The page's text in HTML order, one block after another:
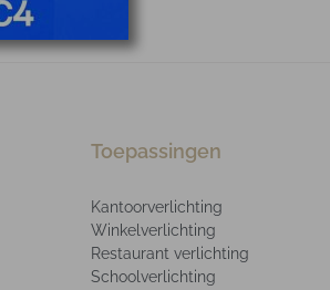
Toepassingen
Kantoorverlichting
Winkelverlichting
Restaurant verlichting
Schoolverlichting